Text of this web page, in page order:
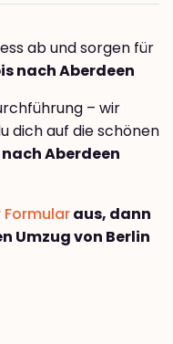
ab und sorgen für
nach Aberdeen
– wir
dich auf die schönen
Aberdeen
Formularaus, dann
Umzug von Berlin